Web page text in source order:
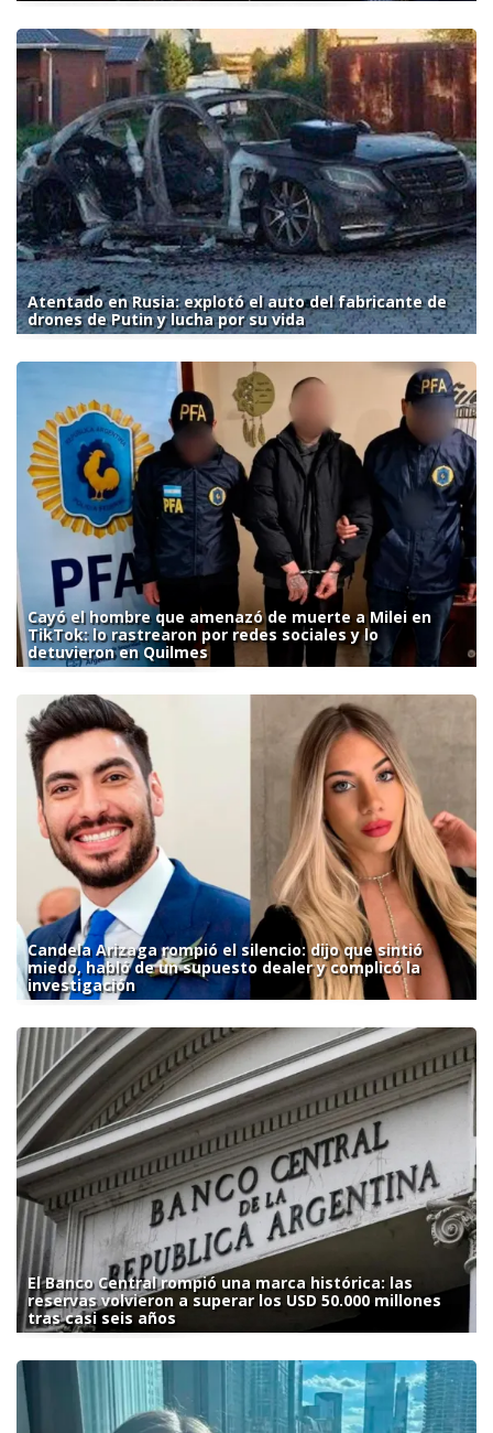
Atentado en Rusia: explotó el auto del fabricante de
drones de Putin y lucha por su vida
Cayó el hombre que amenazó de muerte a Milei en
TikTok: lo rastrearon por redes sociales y lo
detuvieron en Quilmes
Candela Arizaga rompió el silencio: dijo que sintió
miedo, habló de un supuesto dealer y complicó la
investigación
El Banco Central rompió una marca histórica: las
reservas volvieron a superar los USD 50.000 millones
tras casi seis años